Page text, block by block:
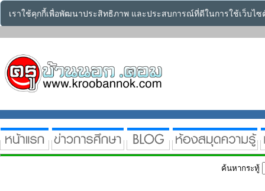
เราใช้คุกกี้เพื่อพัฒนาประสิทธิภาพ และประสบการณ์ที่ดีในการใช้เว็บไ
ค้นหากระทู้